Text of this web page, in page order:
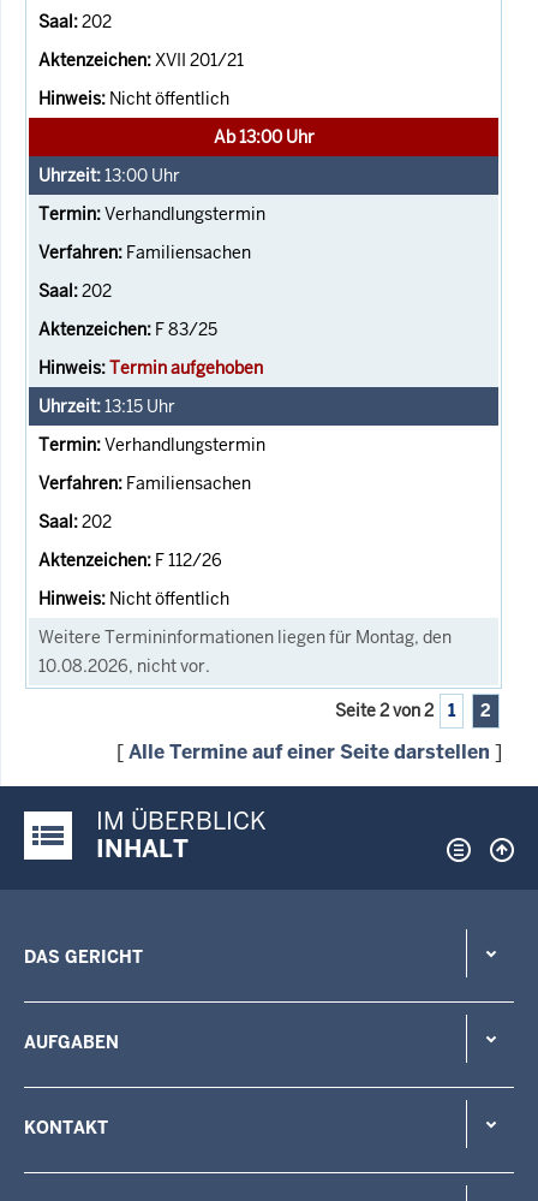
202
XVII 201/21
Nicht öffentlich
Ab 13:00 Uhr
13:00 Uhr
Verhandlungstermin
Familiensachen
202
F 83/25
Termin aufgehoben
13:15 Uhr
Verhandlungstermin
Familiensachen
202
F 112/26
Nicht öffentlich
Weitere Termininformationen liegen für Montag, den
10.08.2026, nicht vor.
Seite 2 von 2 1 2
[Alle Termine auf einer Seite darstellen ]
Justiz-Portal im Überblick:
IM ÜBERBLICK
INHALT
DAS GERICHT
AUFGABEN
KONTAKT